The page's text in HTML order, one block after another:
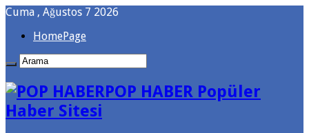
Cuma , Ağustos 7 2026
HomePage
POP HABER Popüler
Haber Sitesi